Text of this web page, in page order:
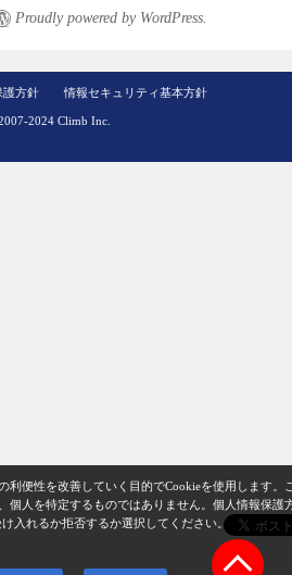
Proudly powered by WordPress.
護方針 情報セキュリティ基本方針
2024 Climb Inc.
利便性を改善していく目的でCookieを使用します。
個人を特定するものではありません。 個人情報保護
入れるか拒否するか選択してください。